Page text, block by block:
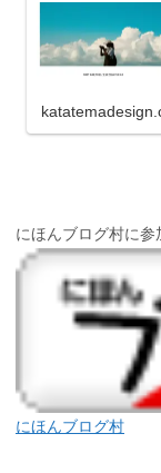
にほんブログ村に参
にほんブログ村